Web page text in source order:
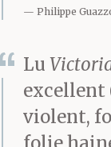
Le
en
récré.
Philippe
Lu
violent,